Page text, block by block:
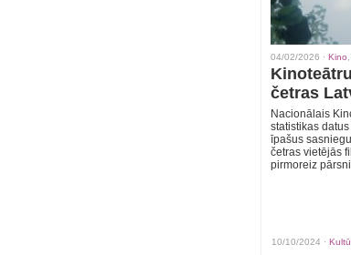
04/02/2026 · Kino
četras
Nacionālais
statistikas
īpašus
četras vietējās
pirmoreiz
10/10/2024 ·